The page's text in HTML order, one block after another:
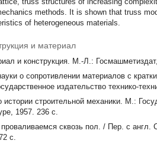
methods. It is shown that truss
of heterogeneous materials.
и материал
и конструкция. М.-Л.:
о сопротивлении материалов с
издательство технико-
строительной механики. М.:
1957. 236 с.
сквозь пол. / Пер. с
с.